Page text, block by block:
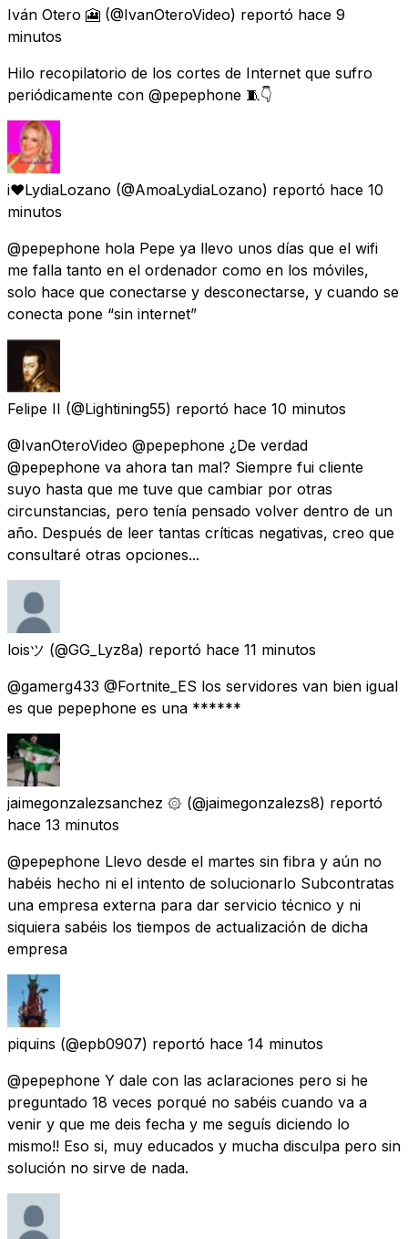
Iván Otero 🎦 (@IvanOteroVideo) reportó hace 9
minutos
Hilo recopilatorio de los cortes de Internet que sufro
periódicamente con @pepephone 🧵👇
i❤️LydiaLozano (@AmoaLydiaLozano) reportó hace 10
minutos
@pepephone hola Pepe ya llevo unos días que el wifi
me falla tanto en el ordenador como en los móviles,
solo hace que conectarse y desconectarse, y cuando se
conecta pone “sin internet”
Felipe II (@Lightining55) reportó hace 10 minutos
@IvanOteroVideo @pepephone ¿De verdad
@pepephone va ahora tan mal? Siempre fui cliente
suyo hasta que me tuve que cambiar por otras
circunstancias, pero tenía pensado volver dentro de un
año. Después de leer tantas críticas negativas, creo que
consultaré otras opciones...
loisツ (@GG_Lyz8a) reportó hace 11 minutos
@gamerg433 @Fortnite_ES los servidores van bien igual
es que pepephone es una ******
jaimegonzalezsanchez ۞ (@jaimegonzalezs8) reportó
hace 13 minutos
@pepephone Llevo desde el martes sin fibra y aún no
habéis hecho ni el intento de solucionarlo Subcontratas
una empresa externa para dar servicio técnico y ni
siquiera sabéis los tiempos de actualización de dicha
empresa
piquins (@epb0907) reportó hace 14 minutos
@pepephone Y dale con las aclaraciones pero si he
preguntado 18 veces porqué no sabéis cuando va a
venir y que me deis fecha y me seguís diciendo lo
mismo!! Eso si, muy educados y mucha disculpa pero sin
solución no sirve de nada.